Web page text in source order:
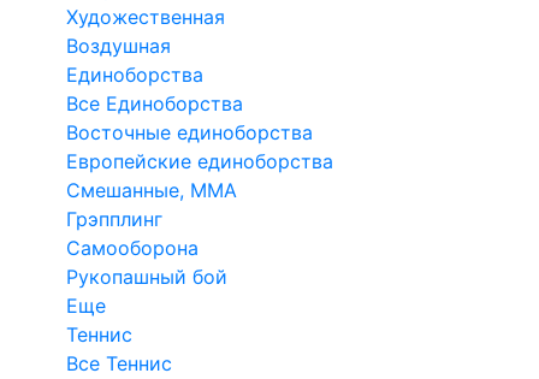
Художественная
Воздушная
Единоборства
Все Единоборства
Восточные единоборства
Европейские единоборства
Смешанные, ММА
Грэпплинг
Самооборона
Рукопашный бой
Еще
Теннис
Все Теннис